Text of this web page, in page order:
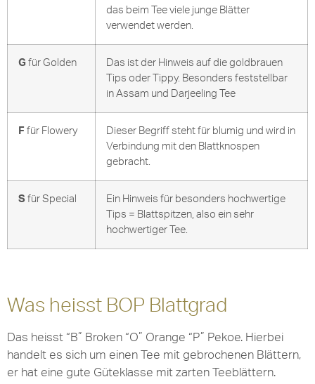
das beim Tee viele junge Blätter
verwendet werden.
G für Golden
Das ist der Hinweis auf die goldbrauen
Tips oder Tippy. Besonders feststellbar
in Assam und Darjeeling Tee
F für Flowery
Dieser Begriff steht für blumig und wird in
Verbindung mit den Blattknospen
gebracht.
S für Special
Ein Hinweis für besonders hochwertige
Tips = Blattspitzen, also ein sehr
hochwertiger Tee.
Was heisst BOP Blattgrad
Das heisst “B” Broken “O” Orange “P” Pekoe. Hierbei
handelt es sich um einen Tee mit gebrochenen Blättern,
er hat eine gute Güteklasse mit zarten Teeblättern.